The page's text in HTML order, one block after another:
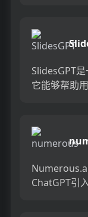
SlidesGPT
它能够帮助
ChatGPT引